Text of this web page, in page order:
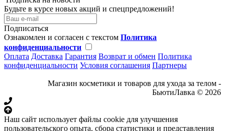
Будьте в курсе новых акций и спецпредложений!
Подписаться
Ознакомлен и согласен с текстом Политика
конфиденциальности
Оплата Доставка Гарантия Возврат и обмен Политика
конфиденциальности Условия соглашения Партнеры
Магазин косметики и товаров для ухода за телом -
БьютиЛавка © 2026
Наш сайт использует файлы cookie для улучшения
пользовательского опыта, сбора статистики и представления